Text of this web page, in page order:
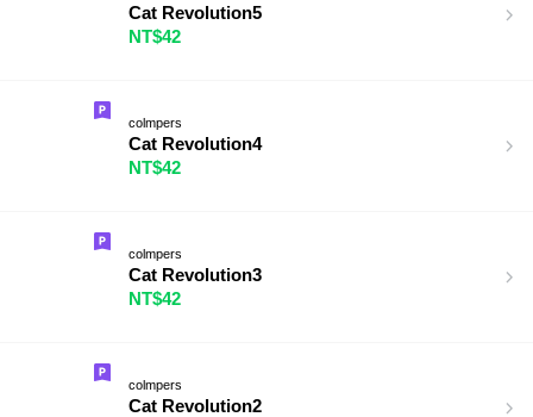
Cat Revolution5
NT$42
colmpers
Cat Revolution4
NT$42
colmpers
Cat Revolution3
NT$42
colmpers
Cat Revolution2